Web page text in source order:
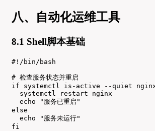
八、自动化运维工具
8.1 Shell脚本基础
#!/bin/bash
# 检查服务状态并重启
if systemctl is-active --quiet
  systemctl restart nginx
  echo "服务已重启"
else
  echo "服务未运行"
fi